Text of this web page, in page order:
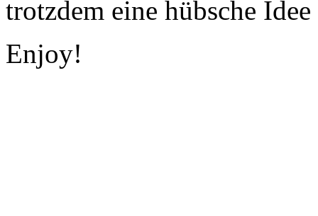
trotzdem eine hübsche
Enjoy!